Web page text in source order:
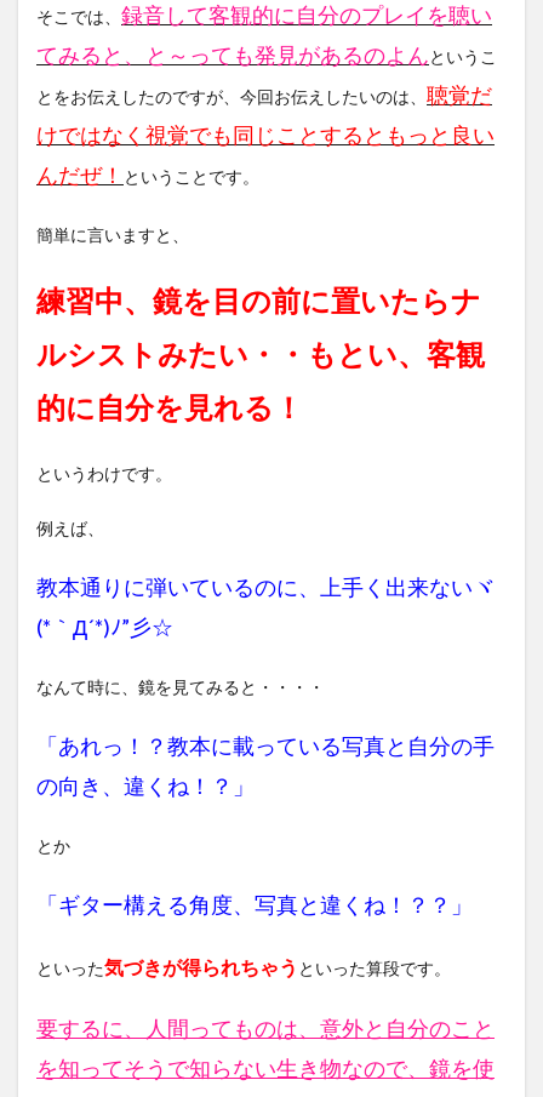
そこでは、 録音して客観的に自分のプレイを聴い
てみると、と～っても発見があるのよんというこ
とをお伝えしたのですが、今回お伝えしたいのは、 聴覚だ
けではなく視覚でも同じことするともっと良い
んだぜ！ ということです。
簡単に言いますと、
練習中、鏡を目の前に置いたらナ
ルシストみたい・・もとい、客観
的に自分を見れる！
というわけです。
例えば、
教本通りに弾いているのに、上手く出来ない ヾ
(*｀Д´*)ﾉ”彡☆
なんて時に、鏡を見てみると・・・・
「あれっ！？教本に載っている写真と自分の手
の向き、違くね！？」
とか
「ギター構える角度、写真と違くね！？？」
といった気づきが得られちゃう といった算段です。
要するに、人間ってものは、意外と自分のこと
を知ってそうで知らない生き物なので、鏡を使